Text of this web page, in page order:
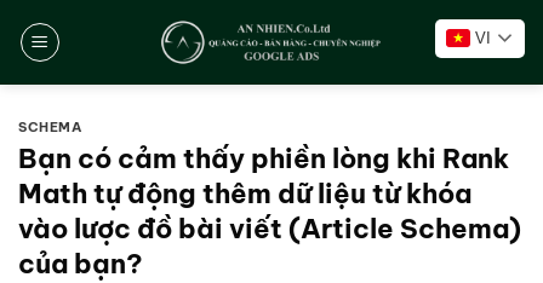
đến
VI
SCHEMA
Bạn có cảm thấy phiền lòng khi Rank
Math tự động thêm dữ liệu từ khóa
vào lược đồ bài viết (Article Schema)
của bạn?